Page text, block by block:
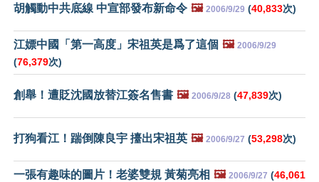
胡觸動中共底線 中宣部發布新命令 🖼️ 2006/9/29 (40,833次)
江嫖中國「第一高度」宋祖英是爲了這個 🖼️ 2006/9/29
(76,379次)
創舉！遭貶沈國放替江簽名售書 🖼️ 2006/9/28 (47,839次)
打狗看江！踹倒陳良宇 擡出宋祖英 🖼️ 2006/9/27 (53,298次)
一張有趣味的圖片！老婆雙規 黃菊亮相 🖼️ 2006/9/27 (46,061